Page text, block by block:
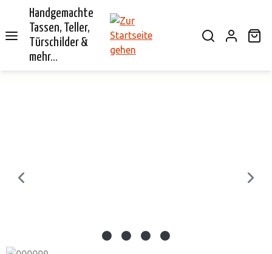
springen
Handgemachte
Tassen, Teller,
Türschilder &
mehr...